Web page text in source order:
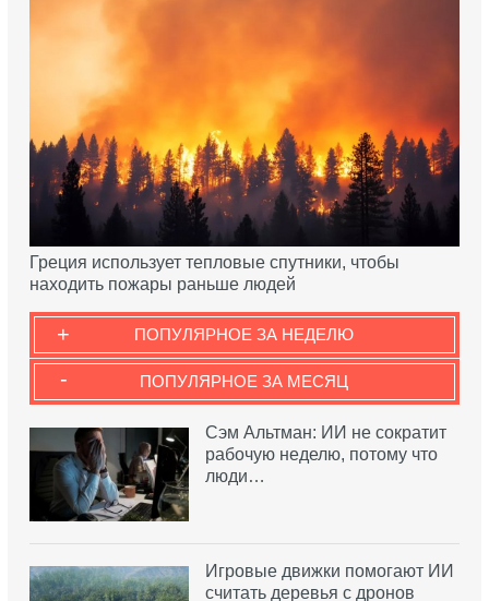
Греция использует тепловые спутники, чтобы
находить пожары раньше людей
ПОПУЛЯРНОЕ ЗА НЕДЕЛЮ
+
ПОПУЛЯРНОЕ ЗА МЕСЯЦ
-
Сэм Альтман: ИИ не сократит
рабочую неделю, потому что
люди…
Игровые движки помогают ИИ
считать деревья с дронов